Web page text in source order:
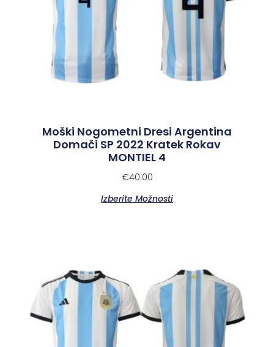
Moški Nogometni Dresi Argentina
Domači SP 2022 Kratek Rokav
MONTIEL 4
€40.00
Izberite Možnosti